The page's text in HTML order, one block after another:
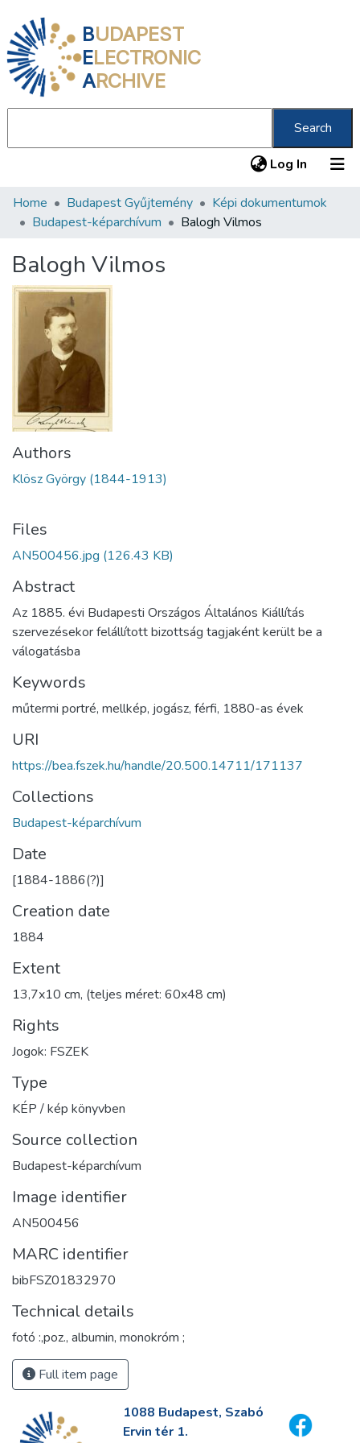
BUDAPEST
ELECTRONIC
ARCHIVE
Search
Log In (current)
Communities & Collections
Statistics
About us
Home Budapest Gyűjtemény
Képi dokumentumok
Budapest-képarchívum
Balogh Vilmos
Balogh Vilmos
Authors
Klösz György (1844-1913)
Files
AN500456.jpg (126.43 KB)
Abstract
Az 1885. évi Budapesti Országos Általános Kiállítás
szervezésekor felállított bizottság tagjaként került be a
válogatásba
Keywords
műtermi portré, mellkép, jogász, férfi, 1880-as évek
URI
https://bea.fszek.hu/handle/20.500.14711/171137
Collections
Budapest-képarchívum
Date
[1884-1886(?)]
Creation date
1884
Extent
13,7x10 cm, (teljes méret: 60x48 cm)
Rights
Jogok: FSZEK
Type
KÉP / kép könyvben
Source collection
Budapest-képarchívum
Image identifier
AN500456
MARC identifier
bibFSZ01832970
Technical details
fotó :,poz., albumin, monokróm ;
Full item page
1088 Budapest, Szabó
Ervin tér 1.